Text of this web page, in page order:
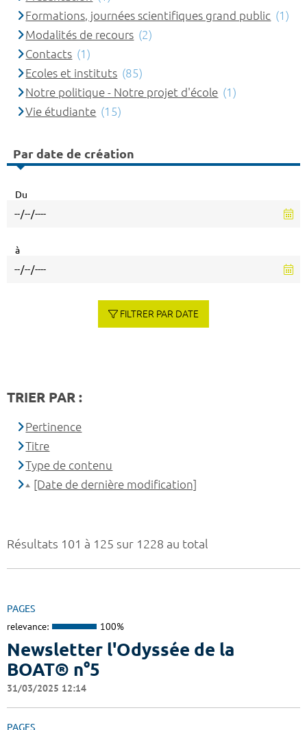
Résultats 101 à 125 sur 1228 au total
PAGES
relevance: 100%
Newsletter l'Odyssée de la
BOAT® n°5
31/03/2025 12:14
PAGES
Formations, journées scientifiques grand public (1)
Modalités de recours (2)
Contacts (1)
Ecoles et instituts (85)
Notre politique - Notre projet d'école (1)
Vie étudiante (15)
Par date de création
Du
à
FILTRER PAR DATE
TRIER PAR :
Pertinence
Titre
Type de contenu
[Date de dernière modification]